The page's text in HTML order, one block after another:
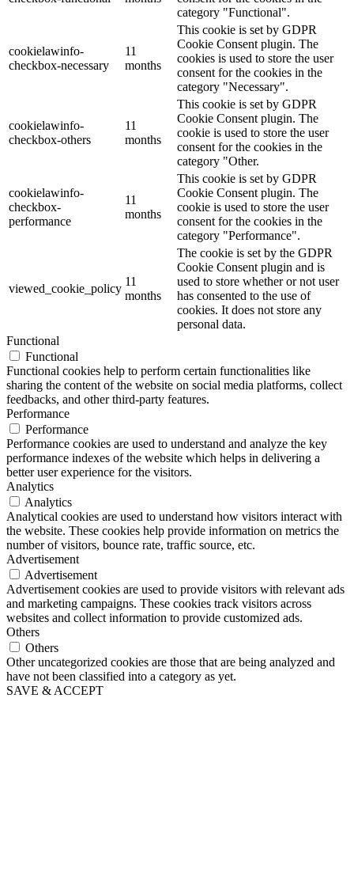
category "Functional".
cookielawinfo-
checkbox-necessary
11
months
This cookie is set by GDPR
Cookie Consent plugin. The
cookies is used to store the user
consent for the cookies in the
category "Necessary".
cookielawinfo-
checkbox-others
11
months
This cookie is set by GDPR
Cookie Consent plugin. The
cookie is used to store the user
consent for the cookies in the
category "Other.
cookielawinfo-
checkbox-
performance
11
months
This cookie is set by GDPR
Cookie Consent plugin. The
cookie is used to store the user
consent for the cookies in the
category "Performance".
viewed_cookie_policy
11
months
The cookie is set by the GDPR
Cookie Consent plugin and is
used to store whether or not user
has consented to the use of
cookies. It does not store any
personal data.
Functional
Functional
Functional cookies help to perform certain functionalities like
sharing the content of the website on social media platforms, collect
feedbacks, and other third-party features.
Performance
Performance
Performance cookies are used to understand and analyze the key
performance indexes of the website which helps in delivering a
better user experience for the visitors.
Analytics
Analytics
Analytical cookies are used to understand how visitors interact with
the website. These cookies help provide information on metrics the
number of visitors, bounce rate, traffic source, etc.
Advertisement
Advertisement
Advertisement cookies are used to provide visitors with relevant ads
and marketing campaigns. These cookies track visitors across
websites and collect information to provide customized ads.
Others
Others
Other uncategorized cookies are those that are being analyzed and
have not been classified into a category as yet.
SAVE & ACCEPT